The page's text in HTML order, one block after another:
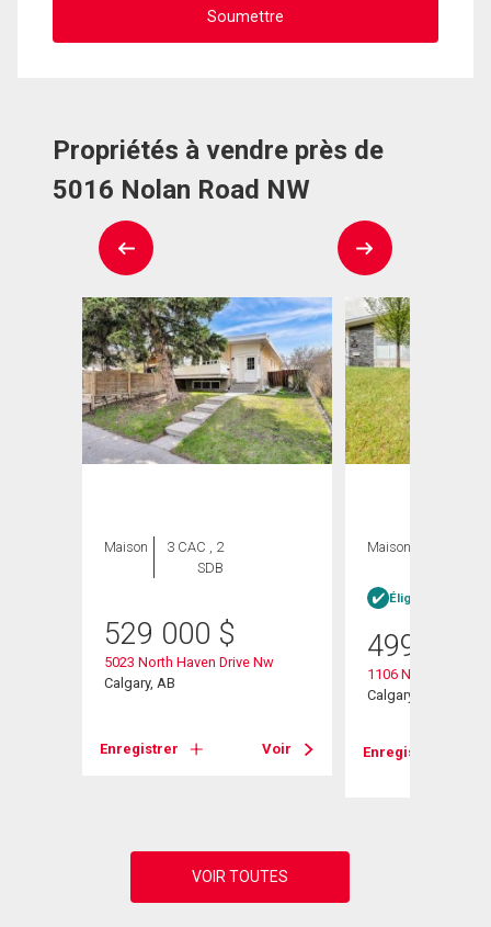
Propriétés à vendre près de
5016 Nolan Road NW
Maison
3 CAC , 2
SDB
529 000 $
5023 North Haven Drive Nw
Calgary, AB
Enregistrer Voir
Maison
Éligible Louer
499 000
1106 Ninga Road
Calgary, AB
Enregistrer